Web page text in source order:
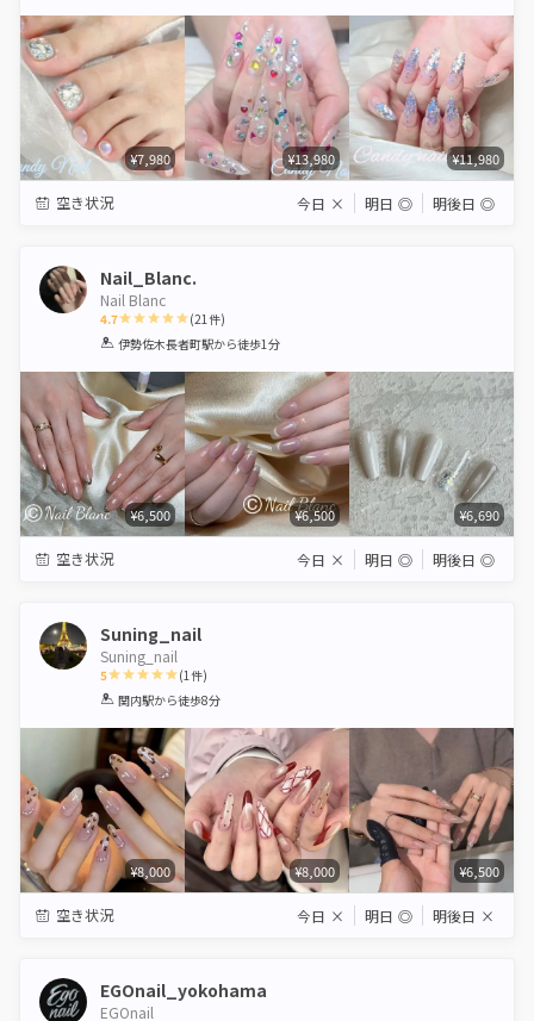
¥7,980 ¥13,980 ¥11,980
空き状況 今日 × 明日 ◎ 明後日 ◎
Nail_Blanc.
Nail Blanc
4.7
1 2 3 4 5
(21件)
伊勢佐木長者町駅から徒歩1分
¥6,500 ¥6,500 ¥6,690
空き状況 今日 × 明日 ◎ 明後日 ◎
Suning_nail
Suning_nail
5
1 2 3 4 5
(1件)
関内駅から徒歩8分
¥8,000 ¥8,000 ¥6,500
空き状況 今日 × 明日 ◎ 明後日 ×
EGOnail_yokohama
EGOnail